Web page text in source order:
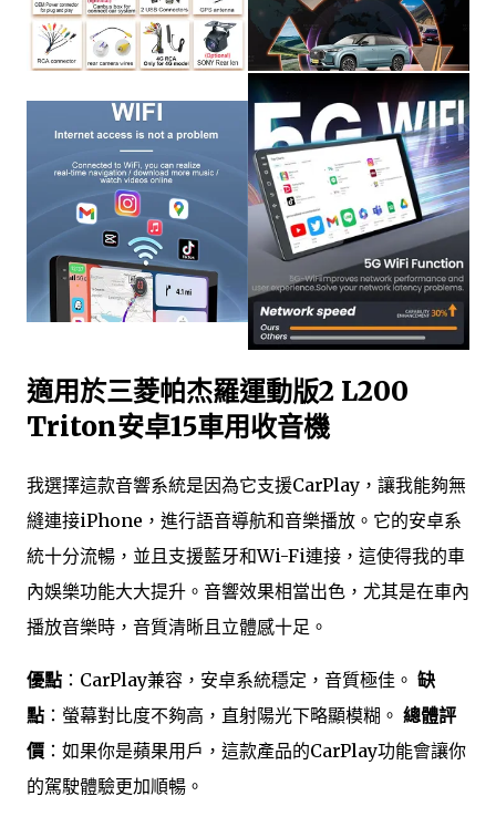
適用於三菱帕杰羅運動版2 L200
Triton安卓15車用收音機
我選擇這款音響系統是因為它支援CarPlay，讓我能夠無
縫連接iPhone，進行語音導航和音樂播放。它的安卓系
統十分流暢，並且支援藍牙和Wi-Fi連接，這使得我的車
內娛樂功能大大提升。音響效果相當出色，尤其是在車內
播放音樂時，音質清晰且立體感十足。
優點 ：CarPlay兼容，安卓系統穩定，音質極佳。 缺
點 ：螢幕對比度不夠高，直射陽光下略顯模糊。 總體評
價 ：如果你是蘋果用戶，這款產品的CarPlay功能會讓你
的駕駛體驗更加順暢。